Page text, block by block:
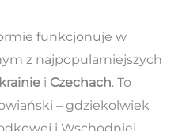
funkcjonuje w
z najpopularniejszych
i Czechach. To
– gdziekolwiek
i Wschodniej,